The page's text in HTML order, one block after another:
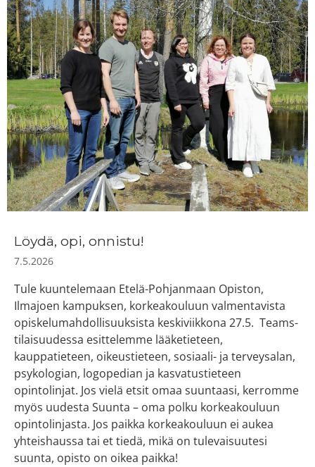
Löydä, opi, onnistu!
7.5.2026
Tule kuuntelemaan Etelä-Pohjanmaan Opiston,
Ilmajoen kampuksen, korkeakouluun valmentavista
opiskelumahdollisuuksista keskiviikkona 27.5. Teams-
tilaisuudessa esittelemme lääketieteen,
kauppatieteen, oikeustieteen, sosiaali- ja terveysalan,
psykologian, logopedian ja kasvatustieteen
opintolinjat. Jos vielä etsit omaa suuntaasi, kerromme
myös uudesta Suunta – oma polku korkeakouluun
opintolinjasta. Jos paikka korkeakouluun ei aukea
yhteishaussa tai et tiedä, mikä on tulevaisuutesi
suunta, opisto on oikea paikka!